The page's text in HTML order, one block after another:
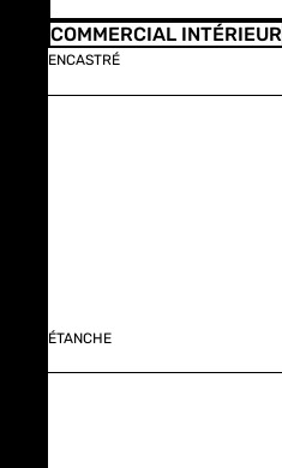
COMMERCIAL INTÉRIEUR
ENCASTRÉ
ÉTANCHE